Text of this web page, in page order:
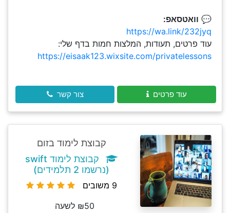
💬 וואטסאפ:
https://wa.link/232jyq
עוד פרטים, תעודות, המלצות חמות בדף שלי:
https://eisaak123.wixsite.com/privatelessons
עוד פרטים צור קשר
קבוצת לימוד בזום
קבוצת לימוד swift
(נרשמו 2 תלמידים)
9 משובים
₪50 לשעה